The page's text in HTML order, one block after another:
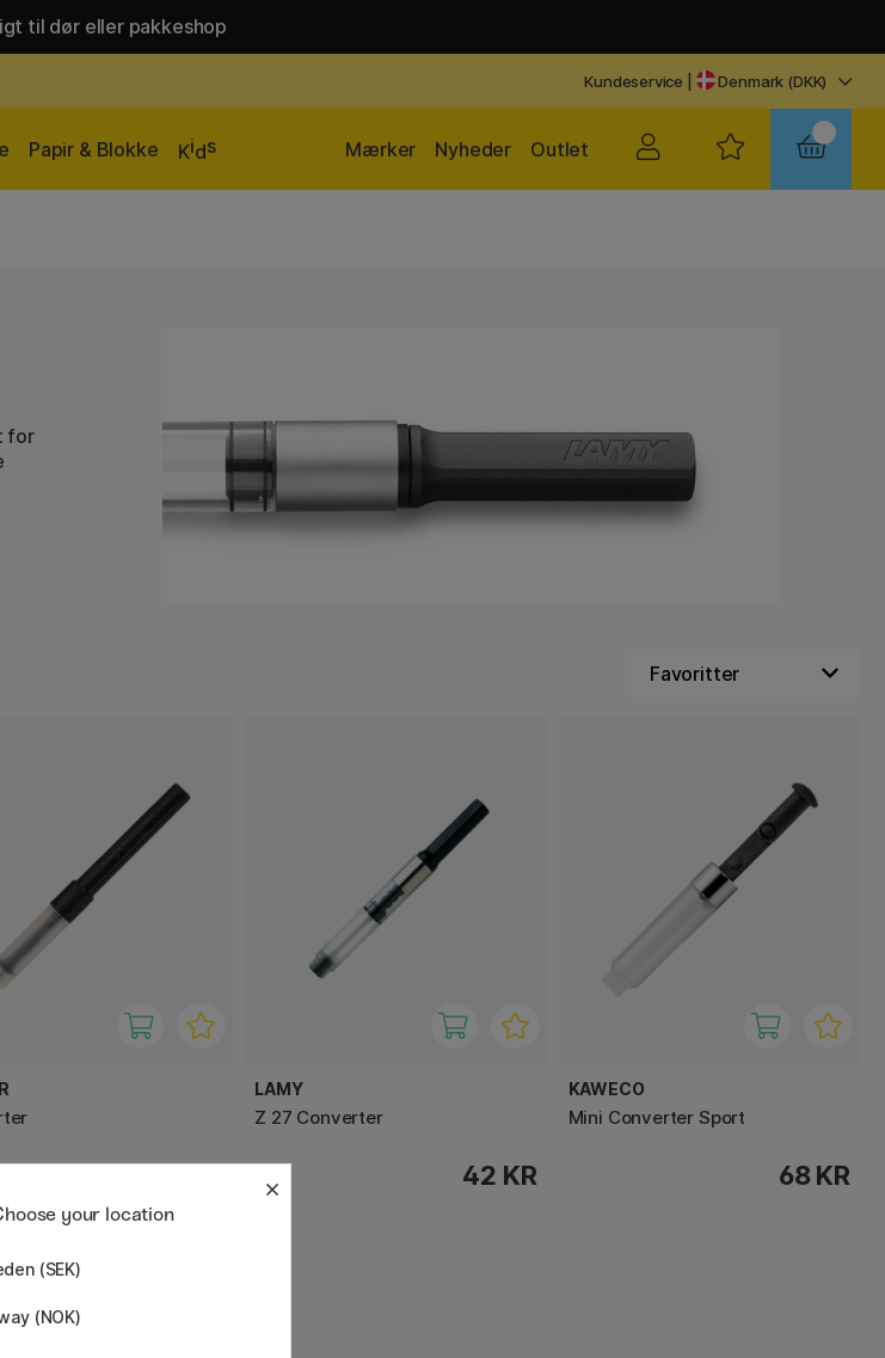
til dør eller pakkeshop
Kundeservice Denmark (DKK)
Papir & Blokke Kids Outlet
Nyheder
Mærker
for
LAMY
Z 27 Converter
42 KR
KAWECO
Mini Converter Sport
68 KR
your location
(SEK)
(NOK)